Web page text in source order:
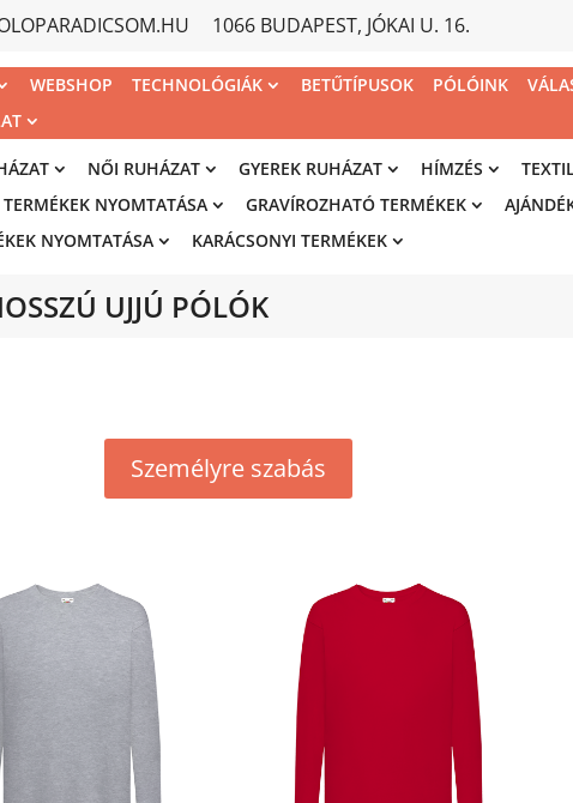
1066 BUDAPEST, JÓKAI U. 16.
WEBSHOP TECHNOLÓGIÁK BETŰTÍPUSOK PÓLÓINK
NŐI RUHÁZAT GYEREK RUHÁZAT HÍMZÉS
NYOMTATÁSA
GRAVÍROZHATÓ TERMÉKEK
NYOMTATÁSA
KARÁCSONYI TERMÉKEK
UJJÚ PÓLÓK
Személyre szabás